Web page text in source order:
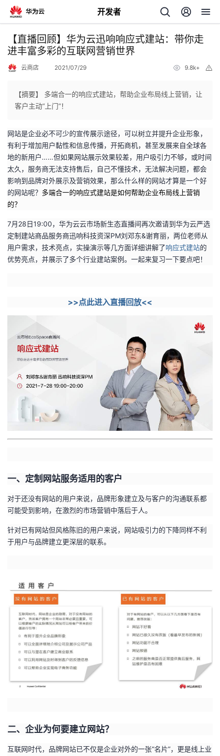
开发者
返
回
人
主
页
我
的
开
者
我
坛
圈
子
的
直
播
我
的
活
我
的
发
者
堂
的
课
程
我
的
认
证
我
的
实
验
我
的
收
Programs
支
我
技
术
支
持
的
云
声
建
议
【直播回顾】华为云迅响响应式建站：带你走
进丰富多彩的互联网营销世界
云商店 2021/07/29 9.8k+
【摘要】 多端合一的响应式建站，帮助企业布局线上营销，让
客户主动“上门”！
网站是企业必不可少的宣传展示途径，可以树立并提升企业形象，
有利于增加用户黏性和信息传播，开拓商机，甚至发展来自全球各
地的新用户……但如果网站展示效果较差，用户吸引力不够，或时间
太久，服务商无法支持售后，自己不懂技术，无法解决问题，都会
影响到品牌对外展示及营销效果，那么什么样的网站才算是一个好
的网站呢？ 多端合一的响应式建站是如何帮助企业布局线上营销
的？
7月28日19:00，华为云云市场新生态直播间再次邀请到华为云严选
定制建站商品服务商迅响科技资深PM刘邓东&谢育丽，两位老师从
用户需求，技术亮点，实操演示等几方面详细讲解了响应式建站的
优势亮点，并展示了多个行业建站案例。一起来复习一下要点吧！
>>点此进入直播回放<<
一、定制网站服务适用的客户
对于还没有网站的用户来说，品牌形象建立及与客户的沟通联系都
可能受到影响，在激烈的市场营销中落后于人。
针对已有网站但风格陈旧的用户来说，网站吸引力的下降同样不利
于用户与品牌建立更深层的联系。
二、企业为何要建立网站？
互联网时代，品牌网站已不仅是企业对外的一张“名片”，更是线上业